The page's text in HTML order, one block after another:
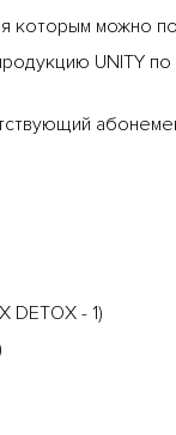
которым можно
UNITY
DETOX - 1)